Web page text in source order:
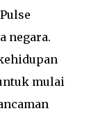
negara.
mulai